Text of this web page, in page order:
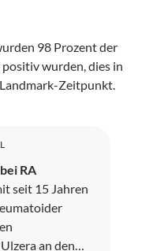
98 Prozent der
wurden, dies in
Zeitpunkt.
RA
seit 15 Jahren
an den